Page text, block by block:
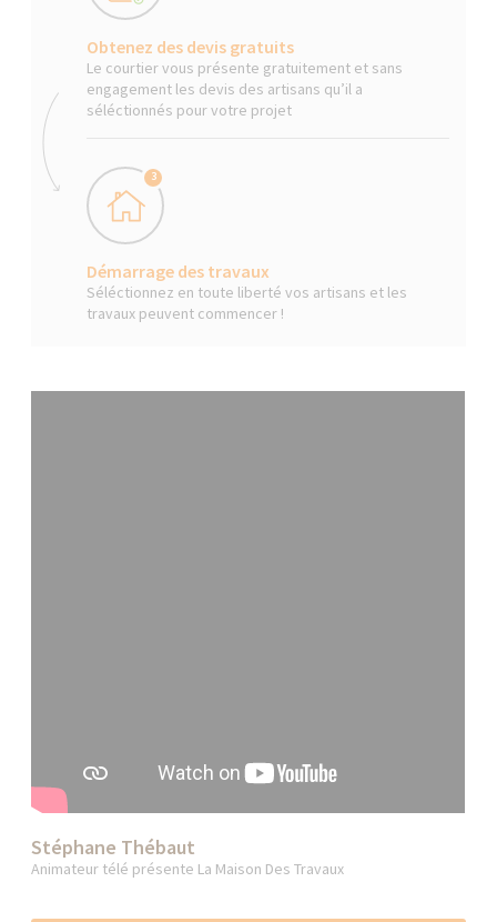
Obtenez des devis gratuits
Le courtier vous présente gratuitement et sans
engagement les devis des artisans qu’il a
séléctionnés pour votre projet
3
Démarrage des travaux
Séléctionnez en toute liberté vos artisans et les
travaux peuvent commencer !
Stéphane Thébaut
Animateur télé présente La Maison Des Travaux